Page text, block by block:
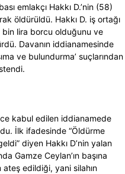
emlakçı Hakkı D.’nin (58)
öldürüldü. Hakkı D. iş ortağı
bin lira borcu olduğunu ve
Davanın iddianamesinde
ve bulundurma’ suçlarından
kabul edilen iddianamede
İlk ifadesinde “Öldürme
diyen Hakkı D’nin yalan
Gamze Ceylan’ın başına
edildiği, yani silahın